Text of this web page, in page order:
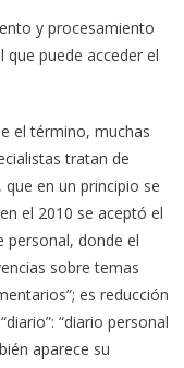
y procesamiento
puede acceder el
el término, muchas
tratan de
en un principio se
el 2010 se aceptó el
personal, donde el
sobre temas
es reducción
“diario personal
aparece su